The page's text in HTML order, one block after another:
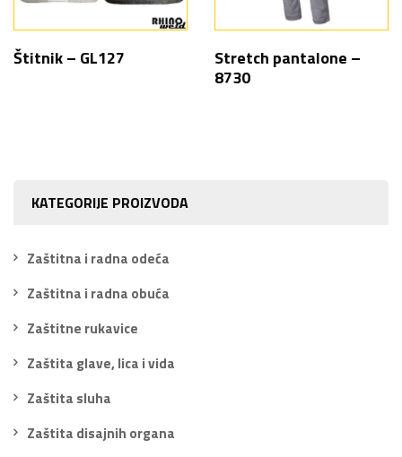
KATEGORIJE PROIZVODA
Zaštitna i radna odeća
Zaštitna i radna obuća
Zaštitne rukavice
Zaštita glave, lica i vida
Zaštita sluha
Zaštita disajnih organa
Štitnik – GL127
Stretch pantalone –
8730